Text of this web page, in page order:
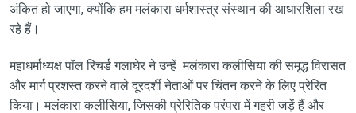
अंकित हो जाएगा, क्योंकि हम मलंकारा धर्मशास्त्र संस्थान की आधारशिला रख
रहे हैं।
महाधर्माध्यक्ष पॉल रिचर्ड गलाघेर ने उन्हें मलंकारा कलीसिया की समृद्ध विरासत
और मार्ग प्रशस्त करने वाले दूरदर्शी नेताओं पर चिंतन करने के लिए प्रेरित
किया। मलंकारा कलीसिया, जिसकी प्रेरितिक परंपरा में गहरी जड़ें हैं और